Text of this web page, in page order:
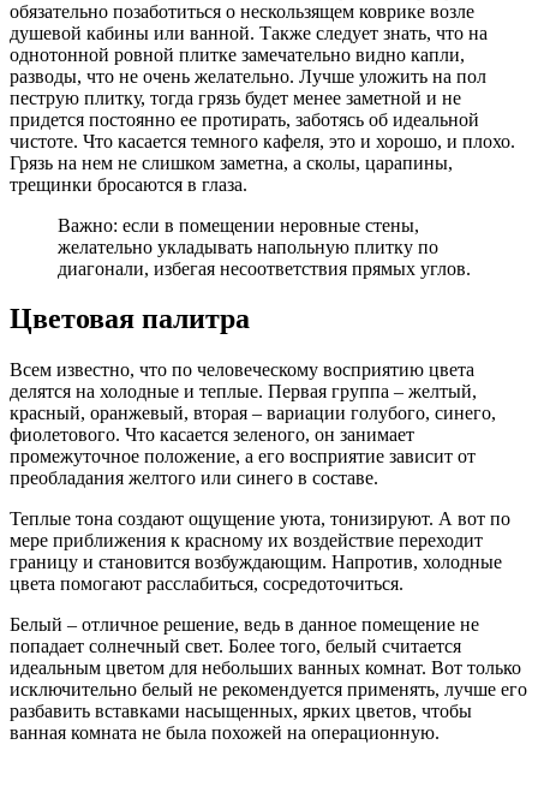
обязательно позаботиться о нескользящем коврике возле
душевой кабины или ванной. Также следует знать, что на
однотонной ровной плитке замечательно видно капли,
разводы, что не очень желательно. Лучше уложить на пол
пеструю плитку, тогда грязь будет менее заметной и не
придется постоянно ее протирать, заботясь об идеальной
чистоте. Что касается темного кафеля, это и хорошо, и плохо.
Грязь на нем не слишком заметна, а сколы, царапины,
трещинки бросаются в глаза.
Важно: если в помещении неровные стены,
желательно укладывать напольную плитку по
диагонали, избегая несоответствия прямых углов.
Цветовая палитра
Всем известно, что по человеческому восприятию цвета
делятся на холодные и теплые. Первая группа – желтый,
красный, оранжевый, вторая – вариации голубого, синего,
фиолетового. Что касается зеленого, он занимает
промежуточное положение, а его восприятие зависит от
преобладания желтого или синего в составе.
Теплые тона создают ощущение уюта, тонизируют. А вот по
мере приближения к красному их воздействие переходит
границу и становится возбуждающим. Напротив, холодные
цвета помогают расслабиться, сосредоточиться.
Белый – отличное решение, ведь в данное помещение не
попадает солнечный свет. Более того, белый считается
идеальным цветом для небольших ванных комнат. Вот только
исключительно белый не рекомендуется применять, лучше его
разбавить вставками насыщенных, ярких цветов, чтобы
ванная комната не была похожей на операционную.